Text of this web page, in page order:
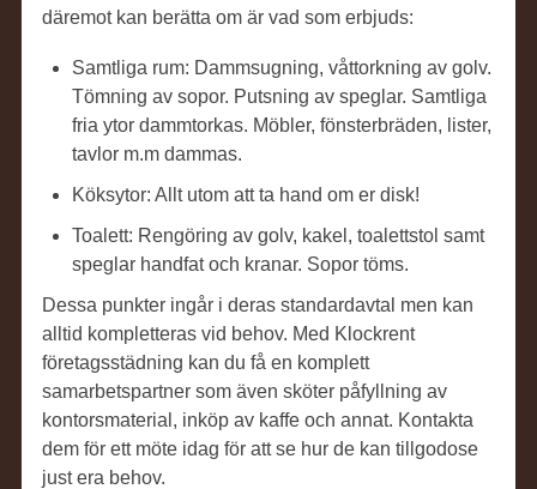
däremot kan berätta om är vad som erbjuds:
Samtliga rum: Dammsugning, våttorkning av golv.
Tömning av sopor. Putsning av speglar. Samtliga
fria ytor dammtorkas. Möbler, fönsterbräden, lister,
tavlor m.m dammas.
Köksytor: Allt utom att ta hand om er disk!
Toalett: Rengöring av golv, kakel, toalettstol samt
speglar handfat och kranar. Sopor töms.
Dessa punkter ingår i deras standardavtal men kan
alltid kompletteras vid behov. Med Klockrent
företagsstädning kan du få en komplett
samarbetspartner som även sköter påfyllning av
kontorsmaterial, inköp av kaffe och annat. Kontakta
dem för ett möte idag för att se hur de kan tillgodose
just era behov.